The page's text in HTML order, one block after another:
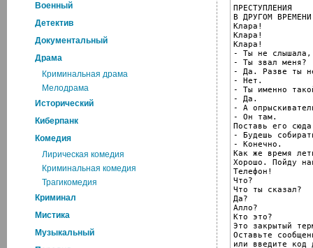
Военный
Детектив
Документальный
Драма
Криминальная драма
Мелодрама
Исторический
Киберпанк
Комедия
Лирическая комедия
Криминальная комедия
Трагикомедия
Криминал
Мистика
Музыкальный
ПРЕСТУПЛЕНИЯ
В ДРУГОМ ВРЕМЕНИ
Клара!
Клара!
Клара!
- Ты не
- Ты звал меня?
- Да. Разве ты
- Нет.
- Ты именно
- Да.
- А
- Он там.
Поставь его
- Будешь
- Конечно.
Как же время
Хорошо. Пойду
Телефон!
Что?
Что ты сказал?
Да?
Алло?
Кто это?
Это закрытый
Оставьте
или введите код